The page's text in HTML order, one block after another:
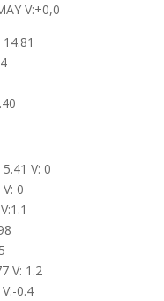
V:+0,0
V: 0
0
V: 1.2
0.4